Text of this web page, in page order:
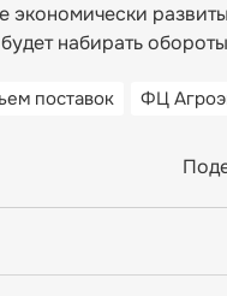
набирать
поставок ФЦ